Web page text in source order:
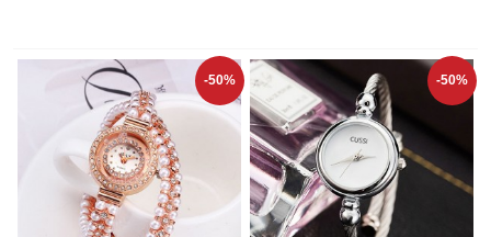
-50% -50%